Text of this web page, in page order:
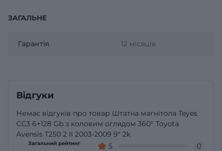
ЗАГАЛЬНЕ
Гарантія 12 місяців
Відгуки
Немає відгуків про товар Штатна магнітола Teyes
CC3 6+128 Gb з коловим оглядом 360° Toyota
Avensis T250 2 II 2003-2009 9" 2k
Загальний рейтинг 5
0